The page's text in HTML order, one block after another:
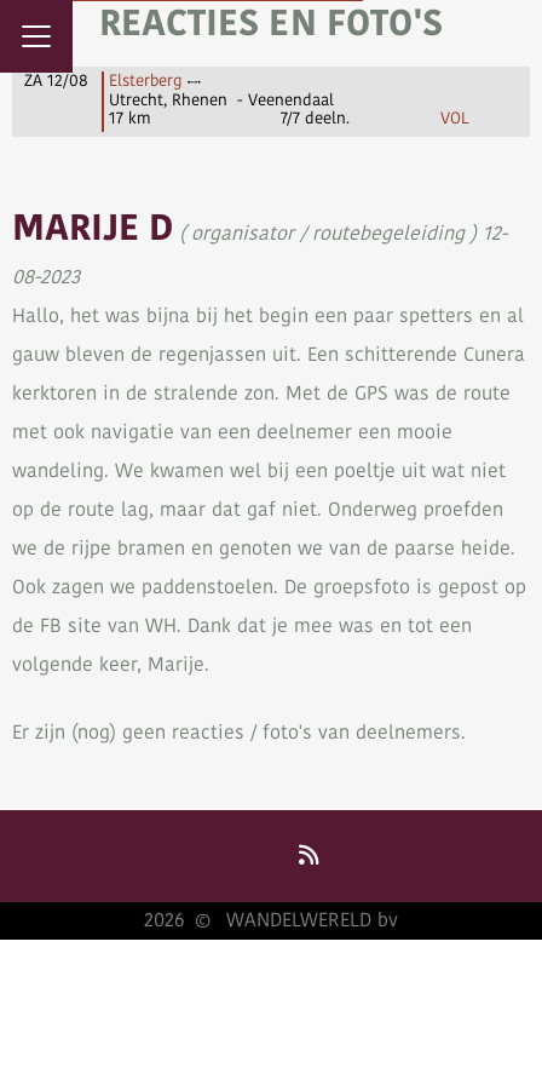
REACTIES EN FOTO'S
ZA 12/08 Elsterberg
Utrecht, Rhenen - Veenendaal
17 km 7/7 deeln. VOL
MARIJE D ( organisator / routebegeleiding ) 12-
08-2023
Hallo, het was bijna bij het begin een paar spetters en al
gauw bleven de regenjassen uit. Een schitterende Cunera
kerktoren in de stralende zon. Met de GPS was de route
met ook navigatie van een deelnemer een mooie
wandeling. We kwamen wel bij een poeltje uit wat niet
op de route lag, maar dat gaf niet. Onderweg proefden
we de rijpe bramen en genoten we van de paarse heide.
Ook zagen we paddenstoelen. De groepsfoto is gepost op
de FB site van WH. Dank dat je mee was en tot een
volgende keer, Marije.
Er zijn (nog) geen reacties / foto's van deelnemers.
2026 © WANDELWERELD bv